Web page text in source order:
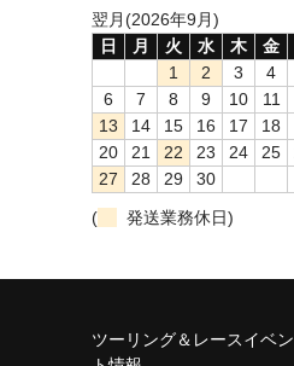
翌月(2026年9月)
日
月 火 水 木 金
1
2 3 4
6
7 8 9 10 11
13
14 15 16 17 18
20
21 22 23 24 25
27
28 29
30
(
発送業務休日)
ツーリング＆レースイベン